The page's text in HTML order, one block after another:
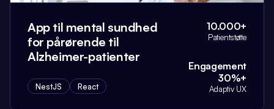
App til mental sundhed
for pårørende til
Alzheimer-patienter
NestJS React
10.000+
Patientstøtte
Engagement
30%+
Adaptiv UX